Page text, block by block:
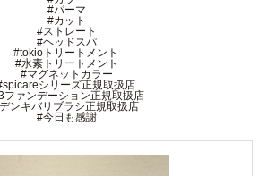
#パーマ
#カット
#ストレート
#ヘッドスパ
#tokioトリートメント
#水素トリートメント
#マグネットカラー
シリーズ正規取扱店
ファンデーション正規取扱店
ンキバリブラシ正規取扱店
#今日も感謝